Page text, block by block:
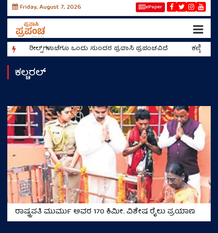
Friday, August 7, 2026 ePaper
ರೀಲ್ಸ್‌ಗಳಾಚೆಗೂ ಒಂದು ಸುಂದರ ಪ್ರವಾಸಿ ಪ್ರಪಂಚವಿದೆ ಕಣ್ಣಿಗೆ
ಕಲ್ಚರಲ್
ರಾಷ್ಟ್ರಪತಿ ಮುರ್ಮು ಅವರ 170 ಕಿಮೀ. ವಿಶೇಷ ರೈಲು ಪ್ರಯಾಣ